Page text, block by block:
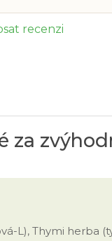
recenzi
za
L), Thymi herba